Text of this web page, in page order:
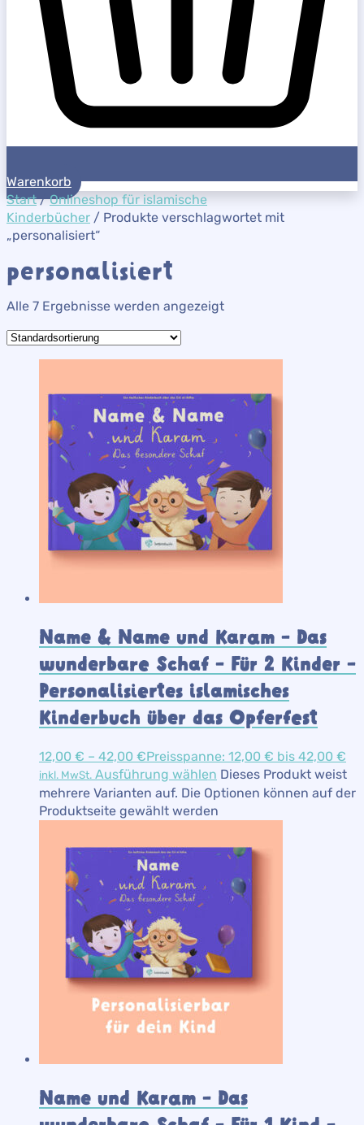
Warenkorb
Start/Onlineshop für islamische
Kinderbücher / Produkte verschlagwortet mit
„personalisiert“
personalisiert
Alle 7 Ergebnisse werden angezeigt
Name & Name und Karam – Das
wunderbare Schaf – Für 2 Kinder –
Personalisiertes islamisches
Kinderbuch über das Opferfest
12,00 € – 42,00 €Preisspanne: 12,00 € bis 42,00 €
inkl. MwSt. Ausführung wählen Dieses Produkt weist
mehrere Varianten auf. Die Optionen können auf der
Produktseite gewählt werden
Name und Karam – Das